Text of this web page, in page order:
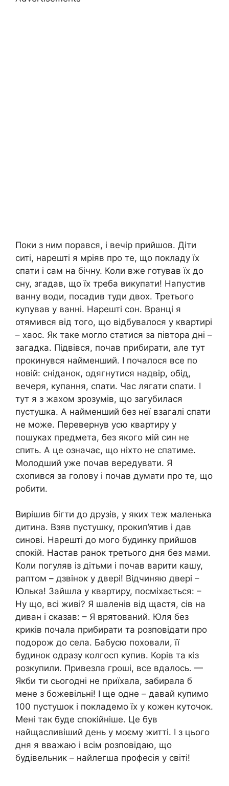
Поки з ним порався, і вечір прийшов. Діти
ситі, нарешті я мріяв про те, що покладу їх
спати і сам на бічну. Коли вже готував їх до
сну, згадав, що їх треба викупати! Напустив
ванну води, посадив туди двох. Третього
купував у ванні. Нарешті сон. Вранці я
отямився від того, що відбувалося у квартирі
– хаос. Як таке могло статися за півтора дні –
загадка. Підвівся, почав прибирати, але тут
прокинувся найменший. І почалося все по
новій: сніданок, одягнутися надвір, обід,
вечеря, купання, спати. Час лягати спати. І
тут я з жахом зрозумів, що загубилася
пустушка. А найменший без неї взагалі спати
не може. Перевернув усю квартиру у
пошуках предмета, без якого мій син не
спить. А це означає, що ніхто не спатиме.
Молодший уже почав вередувати. Я
схопився за голову і почав думати про те, що
робити.
Вирішив бігти до друзів, у яких теж маленька
дитина. Взяв пустушку, прокип’ятив і дав
синові. Нарешті до мого будинку прийшов
спокій. Настав ранок третього дня без мами.
Коли погуляв із дітьми і почав варити кашу,
раптом – дзвінок у двері! Відчиняю двері –
Юлька! Зайшла у квартиру, посміхається: –
Ну що, всі живі? Я шаленів від щастя, сів на
диван і сказав: – Я врятований. Юля без
криків почала прибирати та розповідати про
подорож до села. Бабусю поховали, її
будинок одразу колгосп купив. Корів та кіз
розкупили. Привезла гроші, все вдалось. —
Якби ти сьогодні не приїхала, забирала б
мене з божевільні! І ще одне – давай купимо
100 пустушок і покладемо їх у кожен куточок.
Мені так буде спокійніше. Це був
найщасливіший день у моєму житті. І з цього
дня я вважаю і всім розповідаю, що
будівельник – найлегша професія у світі!